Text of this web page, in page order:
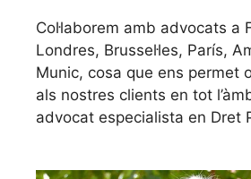
Col·laborem amb advocats a
Londres, Brussel·les, París,
Munic, cosa que ens permet
als nostres clients en tot
advocat especialista en Dret